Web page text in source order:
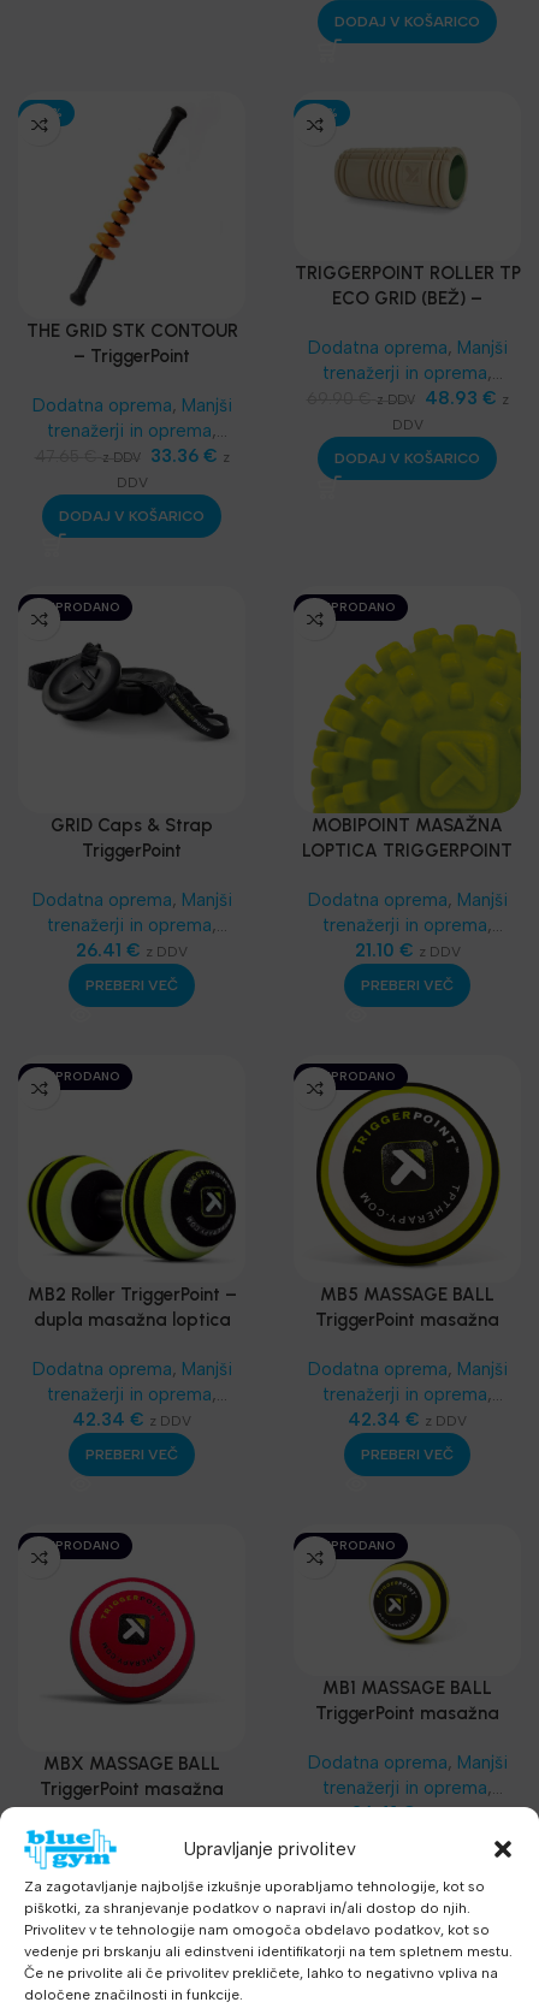
Upravljanje privolitev
Za zagotavljanje najboljše izkušnje uporabljamo tehnologije, kot so
piškotki, za shranjevanje podatkov o napravi in/ali dostop do njih.
Privolitev v te tehnologije nam omogoča obdelavo podatkov, kot so
vedenje pri brskanju ali edinstveni identifikatorji na tem spletnem mestu.
Če ne privolite ali če privolitev prekličete, lahko to negativno vpliva na
določene značilnosti in funkcije.
Funkcionalni trening ,
Najnovejša oprema
DODAJ V KOŠARICO
-30%
THE GRID STK CONTOUR
– TriggerPoint
Dodatna oprema, Manjši
trenažerji in oprema,
Masažeri, rolleri,
Funkcionalni trening
Funkcionalni trening ,
Najnovejša oprema
z DDV 33.36 € z
DDV
DODAJ V KOŠARICO
-30%
TRIGGERPOINT ROLLER TP
ECO GRID (BEŽ) –
Dodatna oprema, Manjši
trenažerji in oprema,
Masažeri, rolleri,
Funkcionalni trening
Funkcionalni trening ,
Najnovejša oprema
z DDV 48.93 € z
DDV
DODAJ V KOŠARICO
RAZPRODANO
GRID Caps & Strap
TriggerPoint
Dodatna oprema, Manjši
trenažerji in oprema,
Masažeri, rolleri
Funkcionalni trening,
Funkcionalni trening
26.41 € z DDV
PREBERI VEČ
RAZPRODANO
MOBIPOINT MASAŽNA
LOPTICA TRIGGERPOINT
Dodatna oprema, Manjši
trenažerji in oprema,
Masažeri, rolleri
Funkcionalni trening,
Funkcionalni trening
21.10 € z DDV
PREBERI VEČ
RAZPRODANO
MB2 Roller TriggerPoint –
dupla masažna loptica
Dodatna oprema, Manjši
trenažerji in oprema,
Masažeri, rolleri
Funkcionalni trening,
Funkcionalni trening
42.34 € z DDV
PREBERI VEČ
RAZPRODANO
MB5 MASSAGE BALL
TriggerPoint masažna
Dodatna oprema, Manjši
trenažerji in oprema,
Masažeri, rolleri
Funkcionalni trening,
Funkcionalni trening
42.34 € z DDV
PREBERI VEČ
RAZPRODANO
MBX MASSAGE BALL
TriggerPoint masažna
loptica
Dodatna oprema
Manjši
trenažerji in oprema
Masažeri, rolleri,
Funkcionalni trening,SKLZ
Funkcionalni trening,
Najnovejša oprema
29.90€ z DDV
PREBERI VEČ
RAZPRODANO
MB1 MASSAGE BALL
TriggerPoint masažna
Dodatna oprema, Manjši
trenažerji in oprema,
Masažeri, rolleri,
Funkcionalni trening
SKLZ
Najnovejša oprema
26.41€